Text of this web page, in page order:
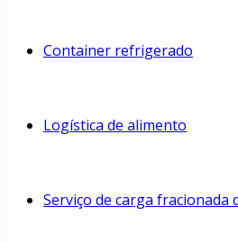
Container refrigerado
Logística de alimento
Serviço de carga fracionada